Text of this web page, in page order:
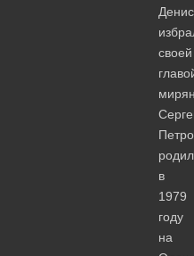
своей
в
1979
году
на